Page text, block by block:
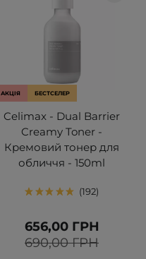
АКЦІЯ БЕСТСЕЛЕР
Celimax - Dual Barrier
Creamy Toner -
Кремовий тонер для
обличчя - 150ml
192
690,00 ГРН
656,00 ГРН